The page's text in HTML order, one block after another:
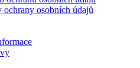
ochrany osobních údajů